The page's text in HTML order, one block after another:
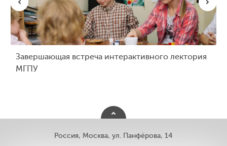
Завершающая встреча интерактивного лектория
МГПУ
Россия, Москва, ул. Панфёрова, 14